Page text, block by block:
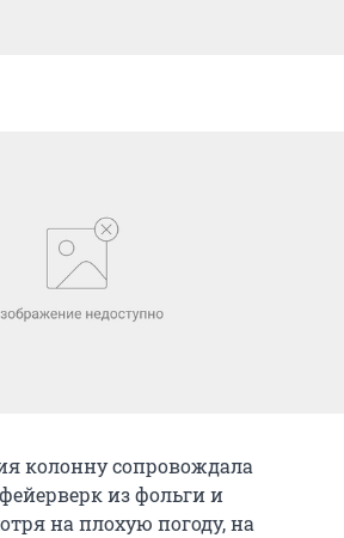
колонну сопровождала
из фольги и
на плохую погоду, на